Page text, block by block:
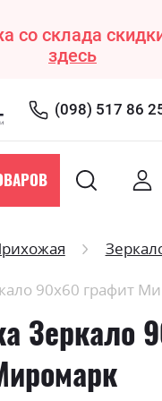
со склада
здесь
(098) 517 86
90х60 графит
Зеркало